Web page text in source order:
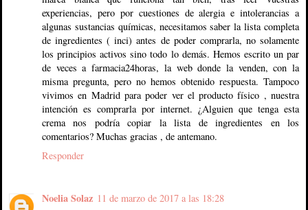
experiencias, pero por cuestiones de alergia e intolerancias a
algunas sustancias químicas, necesitamos saber la lista completa
de ingredientes ( inci) antes de poder comprarla, no solamente
los principios activos sino todo lo demás. Hemos escrito un par
de veces a farmacia24horas, la web donde la venden, con la
misma pregunta, pero no hemos obtenido respuesta. Tampoco
vivimos en Madrid para poder ver el producto físico , nuestra
intención es comprarla por internet. ¿Alguien que tenga esta
crema nos podría copiar la lista de ingredientes en los
comentarios? Muchas gracias , de antemano.
Responder
Noelia Solaz 11 de marzo de 2017 a las 18:28